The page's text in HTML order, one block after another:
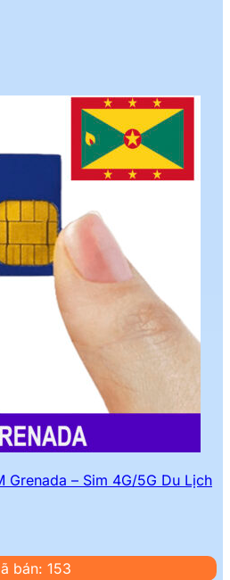
Grenada – Sim 4G/5G Du Lịch
bán: 153